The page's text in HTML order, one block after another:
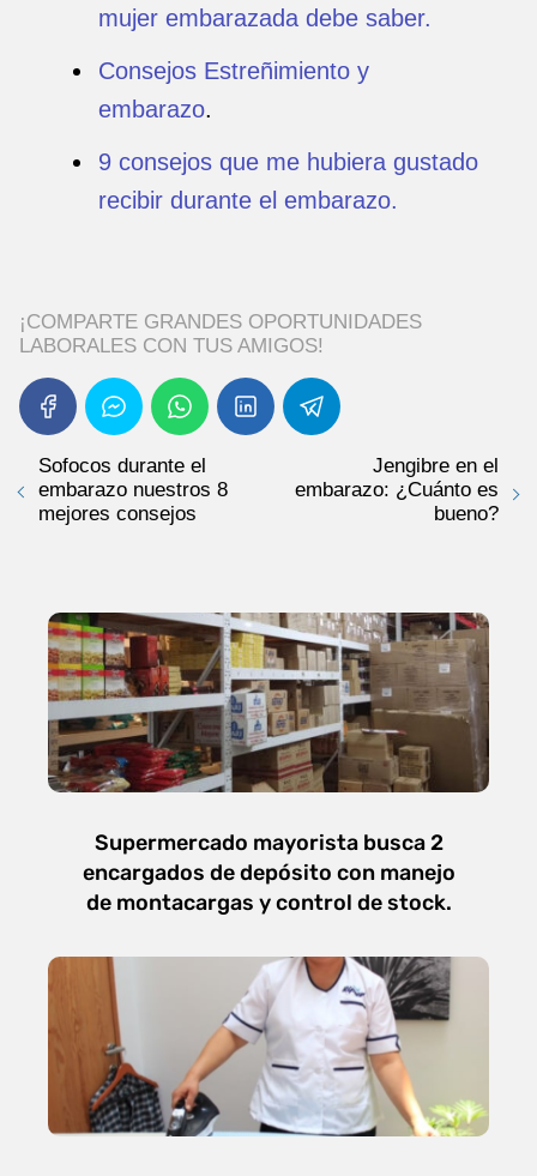
mujer embarazada debe saber.
Consejos Estreñimiento y
embarazo.
9 consejos que me hubiera gustado
recibir durante el embarazo.
¡COMPARTE GRANDES OPORTUNIDADES
LABORALES CON TUS AMIGOS!
Sofocos durante el
embarazo nuestros 8
mejores consejos
Jengibre en el
embarazo: ¿Cuánto es
bueno?
Supermercado mayorista busca 2
encargados de depósito con manejo
de montacargas y control de stock.